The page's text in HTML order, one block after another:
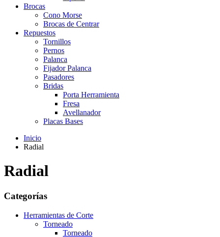
Brocas
Cono Morse
Brocas de Centrar
Repuestos
Tornillos
Pernos
Palanca
Fijador Palanca
Pasadores
Bridas
Porta Herramienta
Fresa
Avellanador
Placas Bases
Inicio
Radial
Radial
Categorías
Herramientas de Corte
Torneado
Torneado